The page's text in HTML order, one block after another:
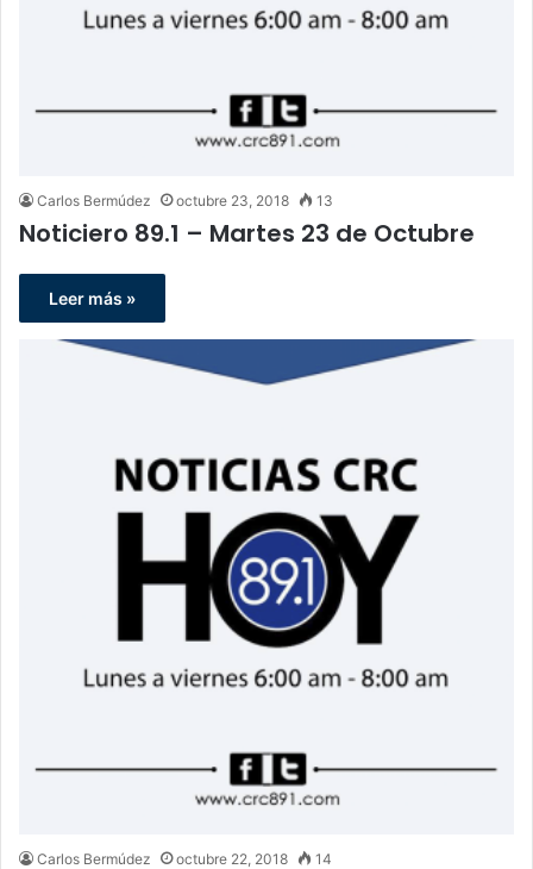
Carlos Bermúdez octubre 23, 2018 13
Noticiero 89.1 – Martes 23 de Octubre
Leer más »
Carlos Bermúdez octubre 22, 2018 14